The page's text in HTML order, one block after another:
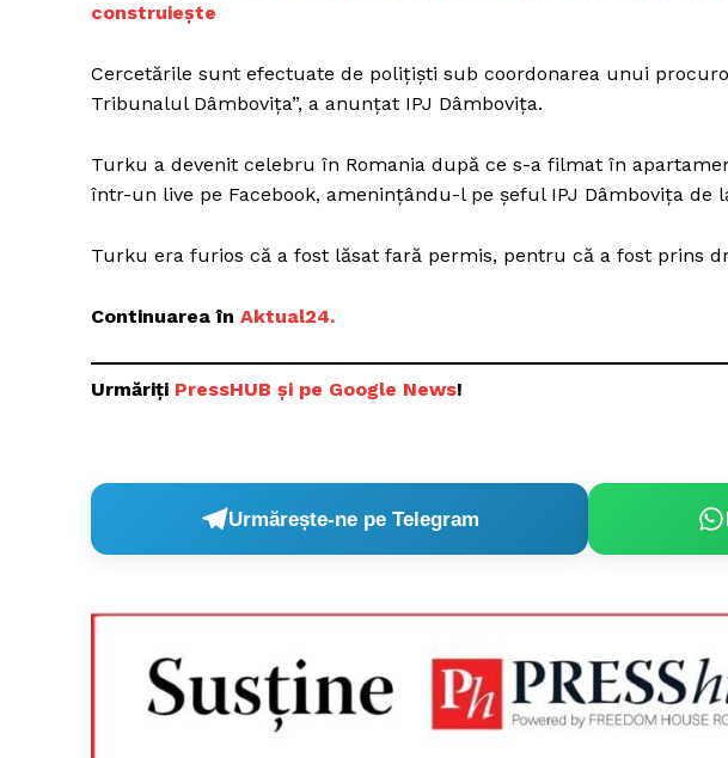
construiește
Cercetările sunt efectuate de polițiști sub coordonarea unui
Tribunalul Dâmbovița”, a anunțat IPJ Dâmbovița.
Turku a devenit celebru în Romania după ce s-a filmat în
într-un live pe Facebook, amenințându-l pe șeful IPJ Dâmbovița de
Turku era furios că a fost lăsat fară permis, pentru că a fost prins
Continuarea în Aktual24.
Urmăriți PressHUB și pe Google News!
Urmărește-ne pe Telegram